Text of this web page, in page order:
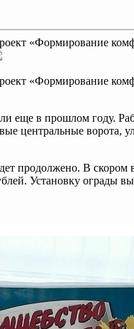
«Формирование
«Формирование
еще в прошлом году.
центральные ворота,
продолжено. В
Установку ограды